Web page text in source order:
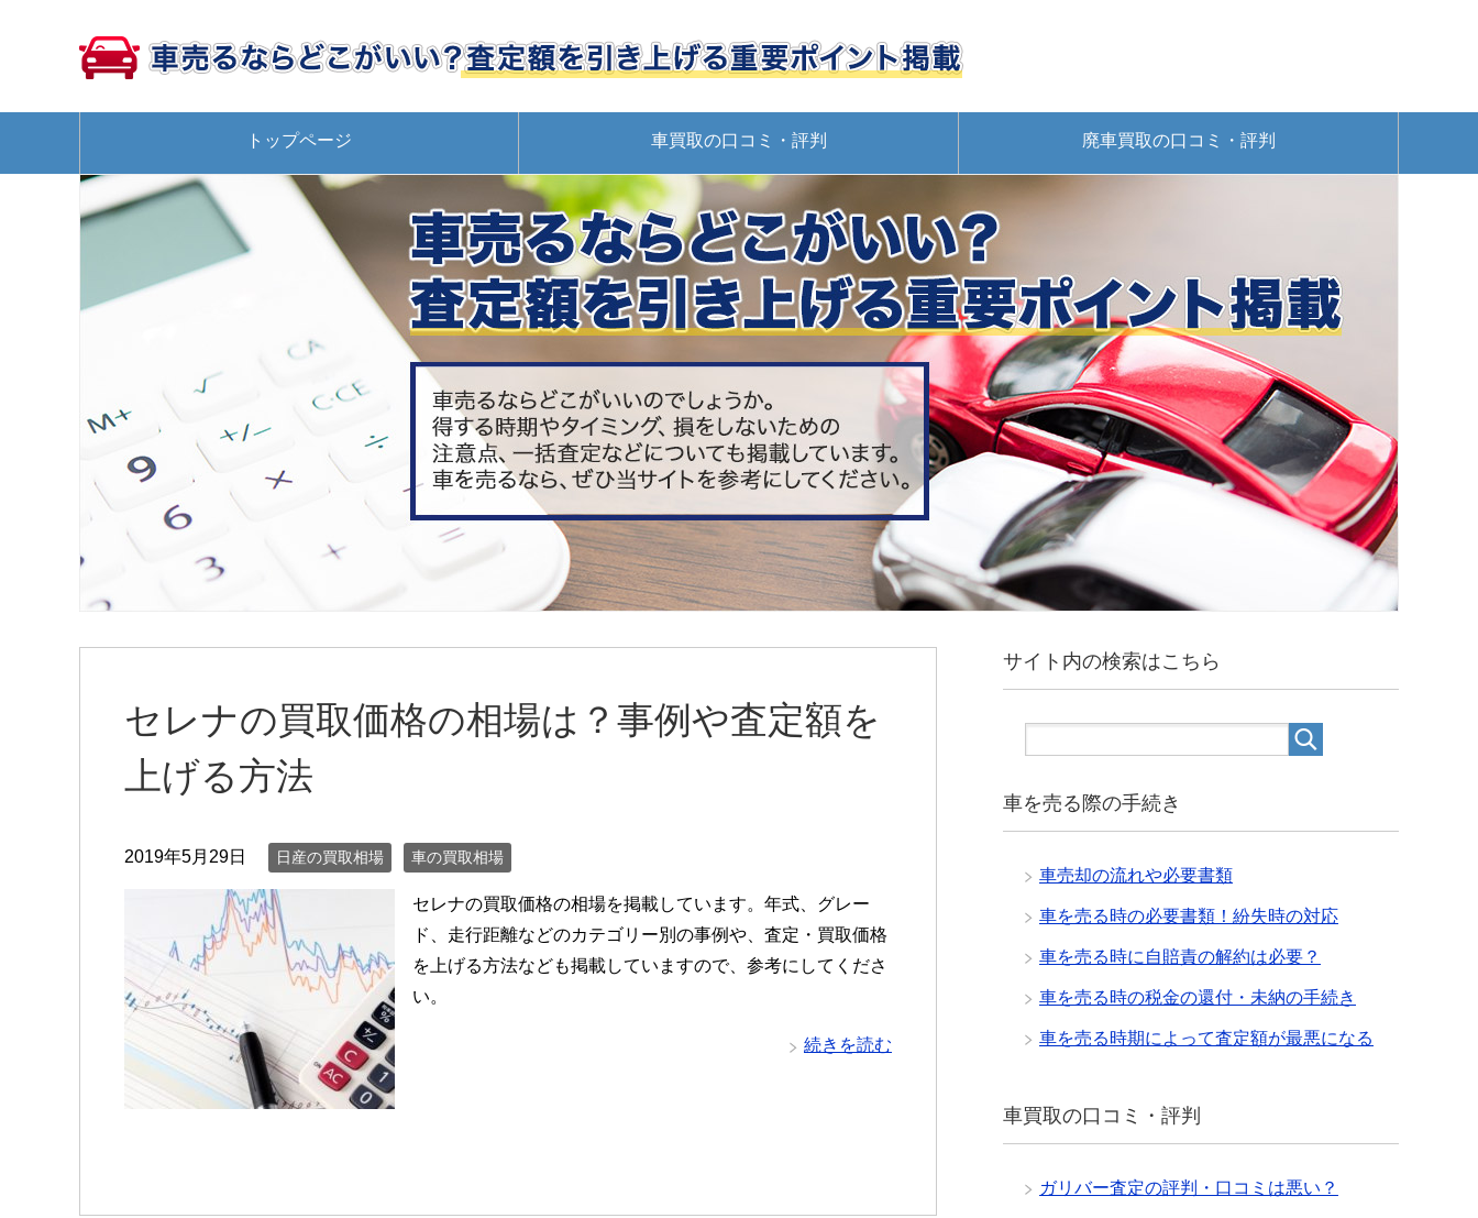
トップページ 車買取の口コミ・評判 廃車買取の口コミ・評判
セレナの買取価格の相場は？事例や査定額を
上げる方法
2019年5月29日 日産の買取相場 車の買取相場
セレナの買取価格の相場を掲載しています。年式、グレー
ド、走行距離などのカテゴリー別の事例や、査定・買取価格
を上げる方法なども掲載していますので、参考にしてくださ
い。
続きを読む
サイト内の検索はこちら
車を売る際の手続き
車売却の流れや必要書類
車を売る時の必要書類！紛失時の対応
車を売る時に自賠責の解約は必要？
車を売る時の税金の還付・未納の手続き
車を売る時期によって査定額が最悪になる
車買取の口コミ・評判
ガリバー査定の評判・口コミは悪い？